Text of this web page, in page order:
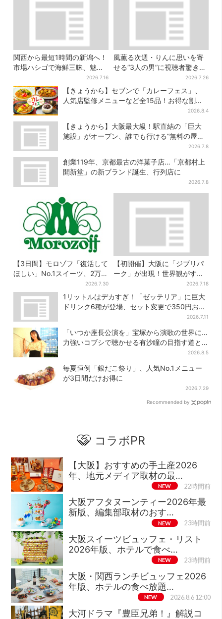
関西から最短1時間の新潟へ！
市場ハシゴで海鮮三昧、魅惑
の日本酒、発酵グルメも2026.7.16
風薫る次週・りんに思いを寄
せる“3人の男”に視聴者驚き
「みんな出ますやん！」2026.7.26
【きょうから】セブンで「カレーフェス」、
人気店監修メニューなど全15品！お得な割引
2026.8.4
【きょうから】大阪最大級！駅直結の「巨大
施設」がオープン、誰でも行ける“無料の屋上
2026.7.8
創業119年、京都最古の洋菓子店…「京都村上
開新堂」の新ブランド誕生、行列店に
2026.7.8
【3日間】モロゾフ「復活して
ほしい」No.1スイーツ、2万
3865票から選ばれた名作を限
定販売
2026.7.30
【初開催】大阪に「ジブリパ
ーク」が出現！世界観がすご
い…細かな仕掛け＆巨大フォ
トスポットに注目
2026.7.18
1リットルはデカすぎ！「ゼッテリア」に巨大
ドリンク6種が登場、セット変更で350円お得
2026.7.11
「いつか座長公演を」宝塚から演歌の世界に…
力強いコブシで聴かせる有沙瞳の目指す道と
2026.8.5
毎夏恒例「銀だこ祭り」、人気No.1メニュー
が3日間だけお得に
2026.7.29
Recommended by
コラボPR
【大阪】おすすめの手土産2026
年、地元メディア取材の最…
NEW 22時間前
大阪アフタヌーンティー2026年最
新版、編集部取材のおす…
NEW 23時間前
大阪スイーツビュッフェ・リスト
2026年版、ホテルで食べ…
NEW 23時間前
大阪・関西ランチビュッフェ2026
年版、ホテルの食べ放題…
NEW 2026.8.6 12:00
大河ドラマ『豊臣兄弟！』解説コ